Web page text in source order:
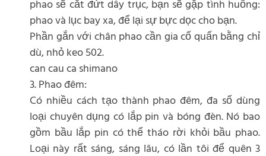
phao sẽ cắt đứt dây trục, bạn sẽ gặp tình huống:
phao và lục bay xa, để lại sự bực dọc cho bạn.
Phần gắn với chân phao cần gia cố quấn bằng chỉ
dù, nhỏ keo 502.
can cau ca shimano
3. Phao đêm:
Có nhiều cách tạo thành phao đêm, đa số dùng
loại chuyên dụng có lắp pin và bóng đèn. Nó bao
gồm bầu lắp pin có thể tháo rời khỏi bầu phao.
Loại này rất sáng, sáng lâu, có lần tôi để quên 3